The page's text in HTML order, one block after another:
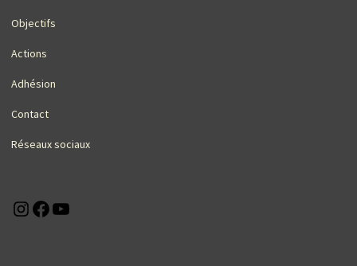
Objectifs
Actions
Adhésion
Contact
Réseaux sociaux
Instagram
Facebook